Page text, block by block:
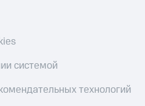
системой
технологий